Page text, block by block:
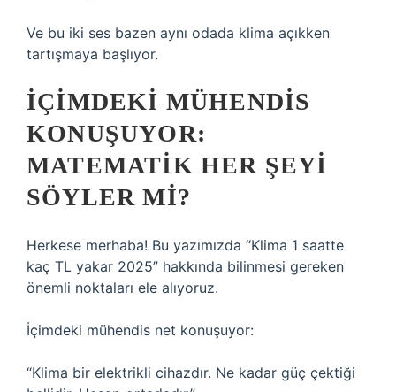
Ve bu iki ses bazen aynı odada klima açıkken
tartışmaya başlıyor.
İÇIMDEKI MÜHENDIS
KONUŞUYOR:
MATEMATIK HER ŞEYI
SÖYLER MI?
Herkese merhaba! Bu yazımızda “Klima 1 saatte
kaç TL yakar 2025” hakkında bilinmesi gereken
önemli noktaları ele alıyoruz.
İçimdeki mühendis net konuşuyor:
“Klima bir elektrikli cihazdır. Ne kadar güç çektiği